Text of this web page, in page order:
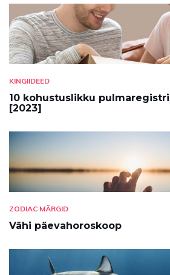
KINGIIDEED
10 kohustuslikku
[2023]
ZODIAC MÄRGID
Vähi päevahoroskoop